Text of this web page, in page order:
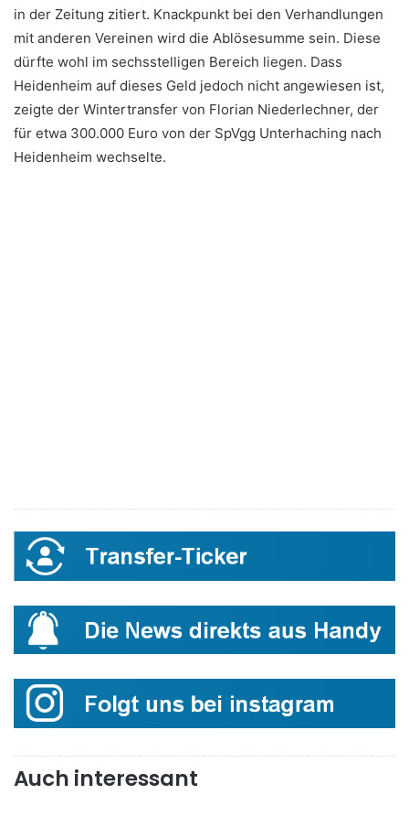
in der Zeitung zitiert. Knackpunkt bei den Verhandlungen
mit anderen Vereinen wird die Ablösesumme sein. Diese
dürfte wohl im sechsstelligen Bereich liegen. Dass
Heidenheim auf dieses Geld jedoch nicht angewiesen ist,
zeigte der Wintertransfer von Florian Niederlechner, der
für etwa 300.000 Euro von der SpVgg Unterhaching nach
Heidenheim wechselte.
Auch interessant